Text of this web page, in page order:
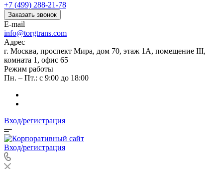
+7 (499) 288-21-78
Заказать звонок
E-mail
info@torgtrans.com
Адрес
г. Москва, проспект Мира, дом 70, этаж 1А, помещение III,
комната 1, офис 65
Режим работы
Пн. – Пт.: с 9:00 до 18:00
Вход/регистрация
Вход/регистрация